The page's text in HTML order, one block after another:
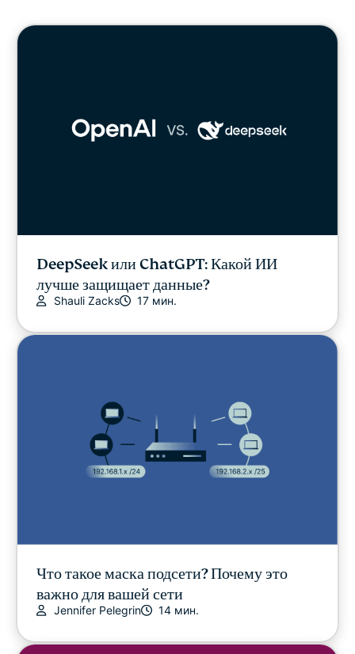
DeepSeek или ChatGPT: Какой ИИ
лучше защищает данные?
Shauli Zacks 17 мин.
Что такое маска подсети? Почему это
важно для вашей сети
Jennifer Pelegrin 14 мин.